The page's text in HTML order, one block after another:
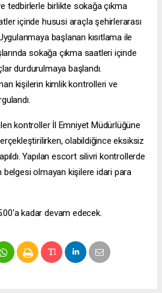
tedbirlerle birlikte sokağa çıkma
içinde hususi araçla şehirlerarası
başlanan kısıtlama ile
sokağa çıkma saatleri içinde
durdurulmaya başlandı.
kişilerin kimlik kontrolleri ve
kontroller İl Emniyet Müdürlüğüne
olabildiğince eksiksiz
Yapılan escort silivri kontrollerde
belgesi olmayan kişilere idari para
kadar devam edecek.